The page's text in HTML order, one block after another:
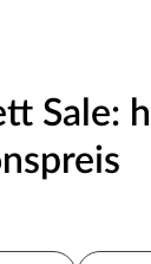
Sale: